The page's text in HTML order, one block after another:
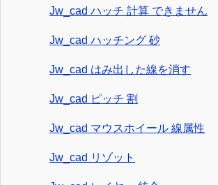
Jw_cad ハッチ 計算 できません
Jw_cad ハッチング 砂
Jw_cad はみ出した線を消す
Jw_cad ピッチ 割
Jw_cad マウスホイール 線属性
Jw_cad リゾット